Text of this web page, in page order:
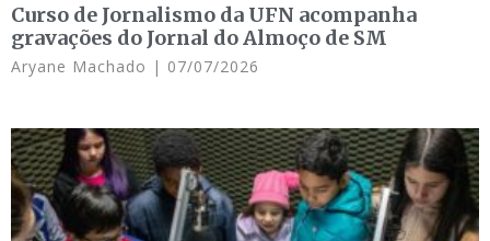
Curso de Jornalismo da UFN acompanha
gravações do Jornal do Almoço de SM
Aryane Machado 07/07/2026